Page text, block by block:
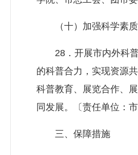
（十）加强科学素质
28．开展市内外科普
的科普合力，实现资源
科普教育、展览合作、
同发展。〔责任单位：
三、保障措施